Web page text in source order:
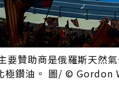
要贊助商是俄羅斯天
極鑽油。 圖/ ©